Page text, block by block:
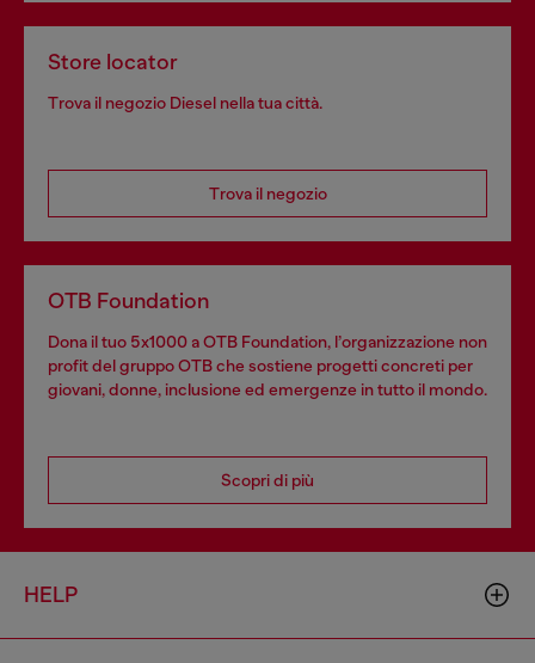
Store locator
Trova il negozio Diesel nella tua città.
Trova il negozio
OTB Foundation
Dona il tuo 5x1000 a OTB Foundation, l’organizzazione non
profit del gruppo OTB che sostiene progetti concreti per
giovani, donne, inclusione ed emergenze in tutto il mondo.
Scopri di più
HELP